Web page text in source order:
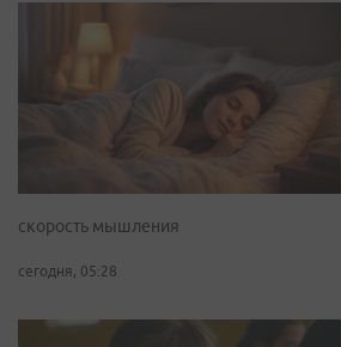
скорость мышления
сегодня, 05:28